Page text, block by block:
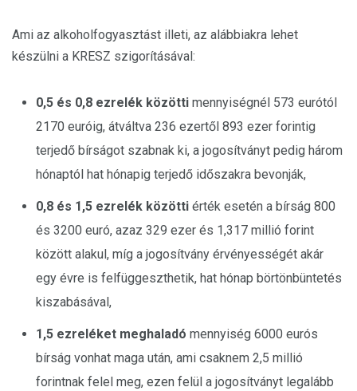
Ami az alkoholfogyasztást illeti, az alábbiakra lehet
készülni a KRESZ szigorításával:
0,5 és 0,8 ezrelék közötti mennyiségnél 573 eurótól
2170 euróig, átváltva 236 ezertől 893 ezer forintig
terjedő bírságot szabnak ki, a jogosítványt pedig három
hónaptól hat hónapig terjedő időszakra bevonják,
0,8 és 1,5 ezrelék közötti érték esetén a bírság 800
és 3200 euró, azaz 329 ezer és 1,317 millió forint
között alakul, míg a jogosítvány érvényességét akár
egy évre is felfüggeszthetik, hat hónap börtönbüntetés
kiszabásával,
1,5 ezreléket meghaladó mennyiség 6000 eurós
bírság vonhat maga után, ami csaknem 2,5 millió
forintnak felel meg, ezen felül a jogosítványt legalább